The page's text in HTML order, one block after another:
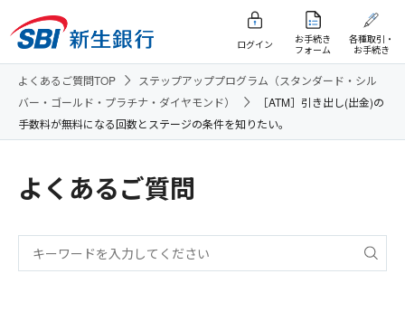
ログイン
お手続き
フォーム
各種取引・
お手続き
よくあるご質問TOP
ステップアッププログラム（スタンダード・シル
バー・ゴールド・プラチナ・ダイヤモンド）
［ATM］引き出し(出金)の
手数料が無料になる回数とステージの条件を知りたい。
よくあるご質問